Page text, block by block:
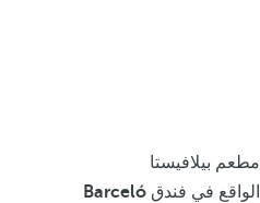
مطعم بيلافيستا
الواقع في فندقBarceló